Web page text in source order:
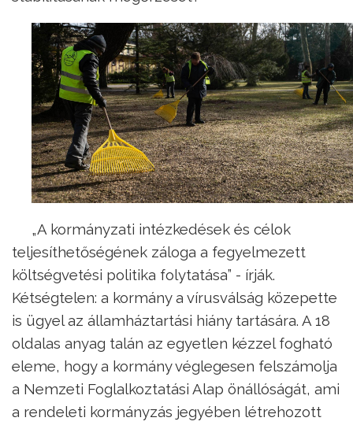
„A kormányzati intézkedések és célok
teljesíthetőségének záloga a fegyelmezett
költségvetési politika folytatása” - írják.
Kétségtelen: a kormány a vírusválság közepette
is ügyel az államháztartási hiány tartására. A 18
oldalas anyag talán az egyetlen kézzel fogható
eleme, hogy a kormány véglegesen felszámolja
a Nemzeti Foglalkoztatási Alap önállóságát, ami
a rendeleti kormányzás jegyében létrehozott